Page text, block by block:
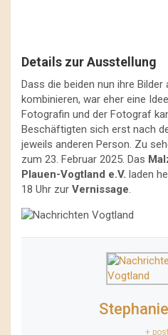
Details zur Ausstellung
Dass die beiden nun ihre
kombinieren, war eher eine
Fotografin und der Fotograf
Beschäftigten sich erst nach
jeweils anderen Person. Zu
zum 23. Februar 2025. Das
Plauen-Vogtland e.V. laden
18 Uhr zur Vernissage.
+